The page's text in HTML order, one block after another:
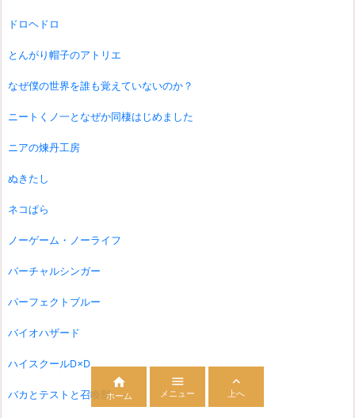
ドロヘドロ
とんがり帽子のアトリエ
なぜ僕の世界を誰も覚えていないのか？
ニートくノ一となぜか同棲はじめました
ニアの煉丹工房
ぬきたし
ネコぱら
ノーゲーム・ノーライフ
バーチャルシンガー
パーフェクトブルー
バイオハザード
ハイスクールD×D
バカとテストと召喚獣

ホーム

メニュー

上へ